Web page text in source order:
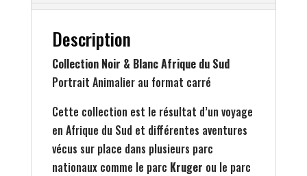
Description
Collection Noir & Blanc Afrique du Sud
Portrait Animalier au format carré
Cette collection est le résultat d’un voyage
en Afrique du Sud et différentes aventures
vécus sur place dans plusieurs parc
nationaux comme le parc Kruger ou le parc